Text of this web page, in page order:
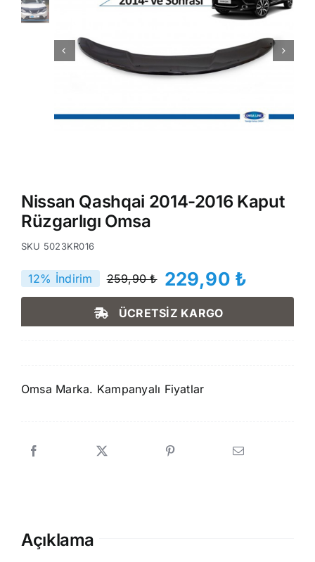
Nissan Qashqai 2014-2016 Kaput
Rüzgarlıgı Omsa
SKU 5023KR016
259,90₺
Orijinal
fiyat:
259,90 ₺.
229,90 ₺
Şu
andaki
fiyat:
12% İndirim
ÜCRETSİZ KARGO
Omsa Marka. Kampanyalı Fiyatlar
Açıklama